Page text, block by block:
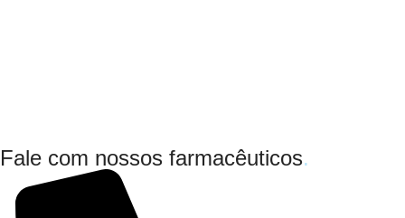
Fale com nossos farmacêuticos.